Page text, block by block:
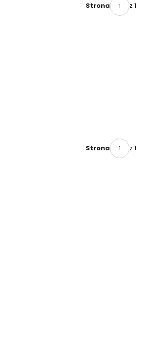
Strona z 1
Strona z 1